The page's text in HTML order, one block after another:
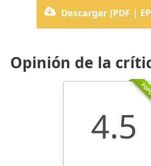
Descargar [PDF |
Opinión de la
4.5